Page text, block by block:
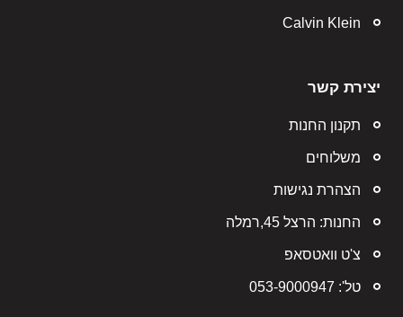
Calvin Klein
יצירת קשר
תקנון החנות
משלוחים
הצהרת נגישות
החנות: הרצל 45,רמלה
צ'ט וואטסאפ
טל': 053-9000947